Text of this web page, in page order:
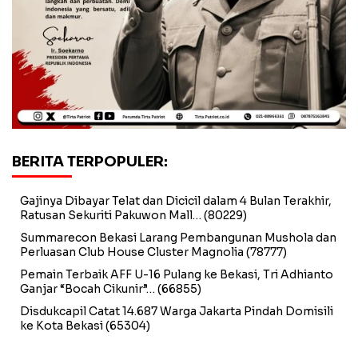
BERITA TERPOPULER:
Gajinya Dibayar Telat dan Dicicil dalam 4 Bulan Terakhir,
Ratusan Sekuriti Pakuwon Mall… (80229)
Summarecon Bekasi Larang Pembangunan Mushola dan
Perluasan Club House Cluster Magnolia (78777)
Pemain Terbaik AFF U-16 Pulang ke Bekasi, Tri Adhianto
Ganjar “Bocah Cikunir”… (66855)
Disdukcapil Catat 14.687 Warga Jakarta Pindah Domisili
ke Kota Bekasi(65304)